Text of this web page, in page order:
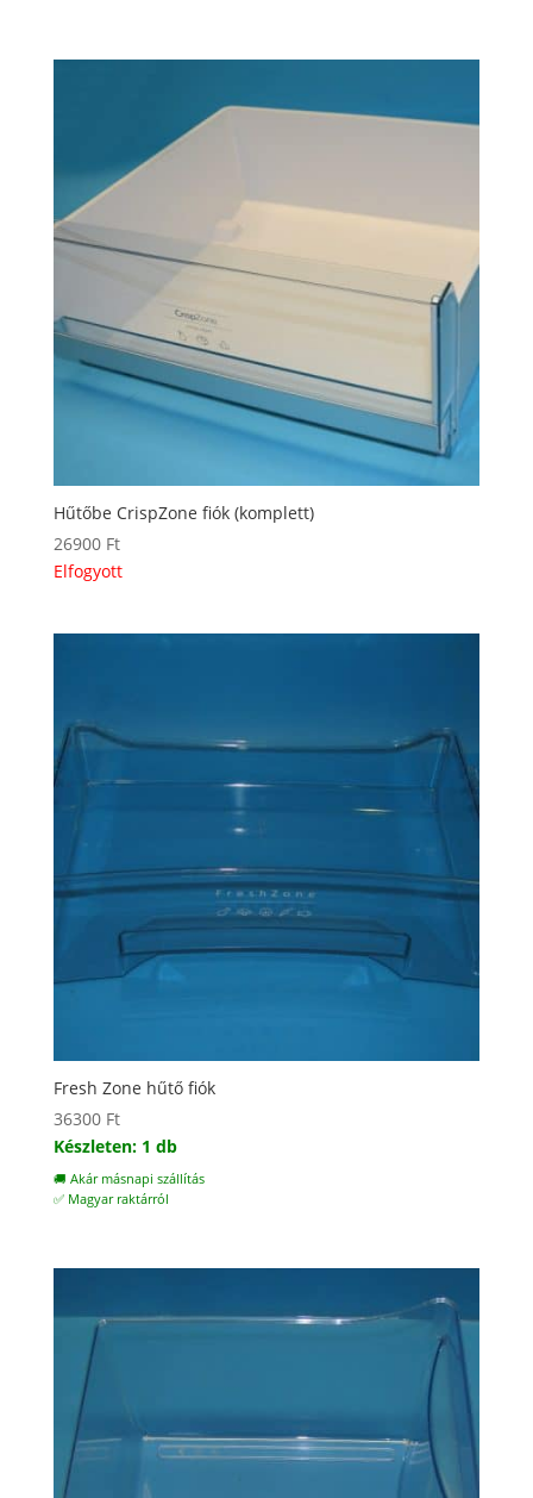
Hűtőbe CrispZone fiók (komplett)
26900 Ft
Elfogyott
Fresh Zone hűtő fiók
36300 Ft
Készleten: 1 db
🚚 Akár másnapi szállítás
✅ Magyar raktárról